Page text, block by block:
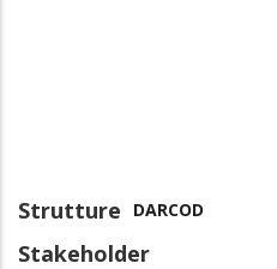
Strutture DARCOD
Stakeholder